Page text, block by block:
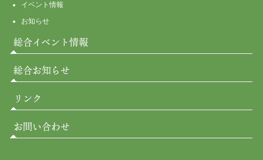
イベント情報
お知らせ
総合イベント情報
総合お知らせ
リンク
お問い合わせ